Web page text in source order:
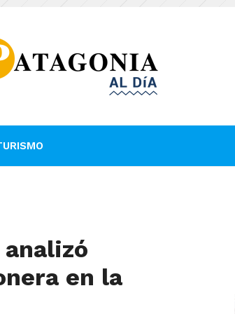
en la